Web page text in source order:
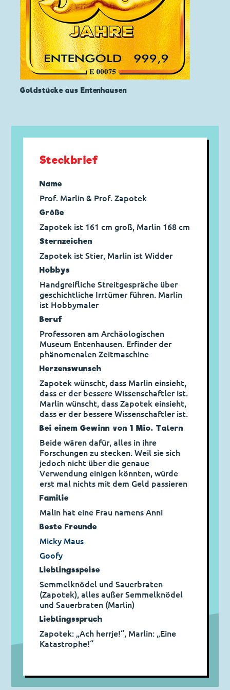
Goldstücke aus Entenhausen
Steckbrief
Name
Prof. Marlin & Prof. Zapotek
Größe
Zapotek ist 161 cm groß, Marlin 168 cm
Sternzeichen
Zapotek ist Stier, Marlin ist Widder
Hobbys
Handgreifliche Streitgespräche über
geschichtliche Irrtümer führen. Marlin
ist Hobbymaler
Beruf
Professoren am Archäologischen
Museum Entenhausen. Erfinder der
phänomenalen Zeitmaschine
Herzens­wunsch
Zapotek wünscht, dass Marlin einsieht,
dass er der bessere Wissenschaftler ist.
Marlin wünscht, dass Zapotek einsieht,
dass er der bessere Wissenschaftler ist.
Bei einem Gewinn von 1 Mio. Talern
Beide wären dafür, alles in ihre
Forschungen zu stecken. Weil sie sich
jedoch nicht über die genaue
Verwendung einigen könnten, würde
erst mal nichts mit dem Geld passieren
Familie
Malin hat eine Frau namens Anni
Beste Freunde
Micky Maus
Goofy
Lieblingsspeise
Semmelknödel und Sauerbraten
(Zapotek), alles außer Semmelknödel
und Sauerbraten (Marlin)
Lieblingsspruch
Zapotek: „Ach herrje!“, Marlin: „Eine
Katastrophe!“